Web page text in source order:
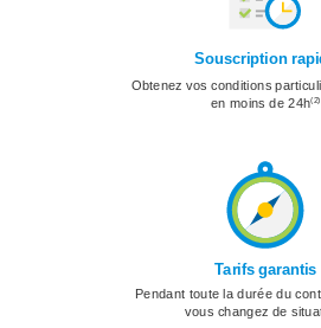
Souscription
Obtenez vos conditions
en moins de 24h(2)
Tarifs garantis
Pendant toute la durée du
vous changez de